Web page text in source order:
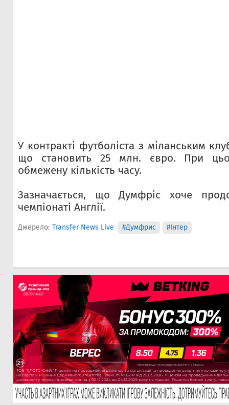
У контракті футболіста з міланським
що становить 25 млн. євро. При
обмежену кількість часу.
Зазначається, що Думфріс хоче
чемпіонаті Англії.
Джерело: Transfer News Live #Думфрис #Інтер